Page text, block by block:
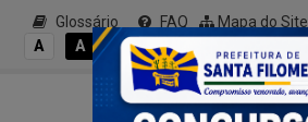
Glossário FAQ Mapa do Site
A
A A- A A+